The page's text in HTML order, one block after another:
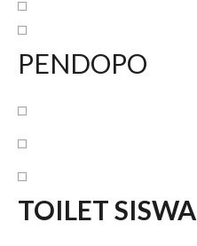
PENDOPO
TOILET SISWA